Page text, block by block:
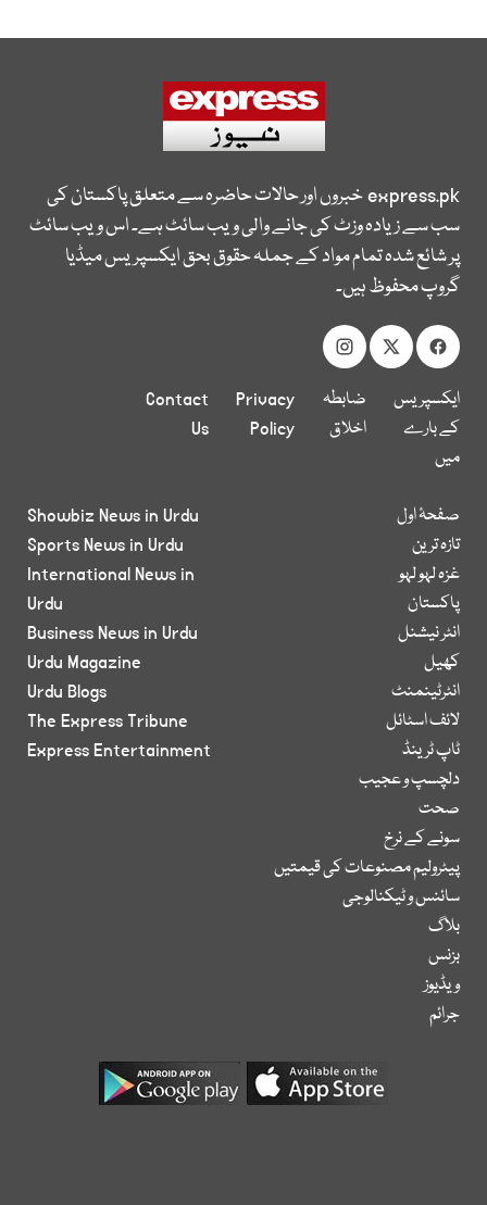
express.pkخبروں اور حالات حاضرہ سے متعلق پاکستان کی
سب سے زیادہ وزٹ کی جانے والی ویب سائٹ ہے۔ اس ویب سائٹ
پر شائع شدہ تمام مواد کے جملہ حقوق بحق ایکسپریس میڈیا
گروپ محفوظ ہیں۔
ایکسپریس
کے بارے
میں
ضابطہ
اخلاق
Privacy
Policy
Contact
Us
صفحۂ اول
تازہ ترین
غزہ لہو لہو
پاکستان
انٹر نیشنل
کھیل
انٹرٹینمنٹ
لائف اسٹائل
ٹاپ ٹرینڈ
دلچسپ و عجیب
صحت
سونے کے نرخ
پیٹرولیم مصنوعات کی قیمتیں
سائنس و ٹیکنالوجی
بلاگ
بزنس
ویڈیوز
جرائم
Showbiz News in Urdu
Sports News in Urdu
International News in
Urdu
Business News in Urdu
Urdu Magazine
Urdu Blogs
The Express Tribune
Express Entertainment